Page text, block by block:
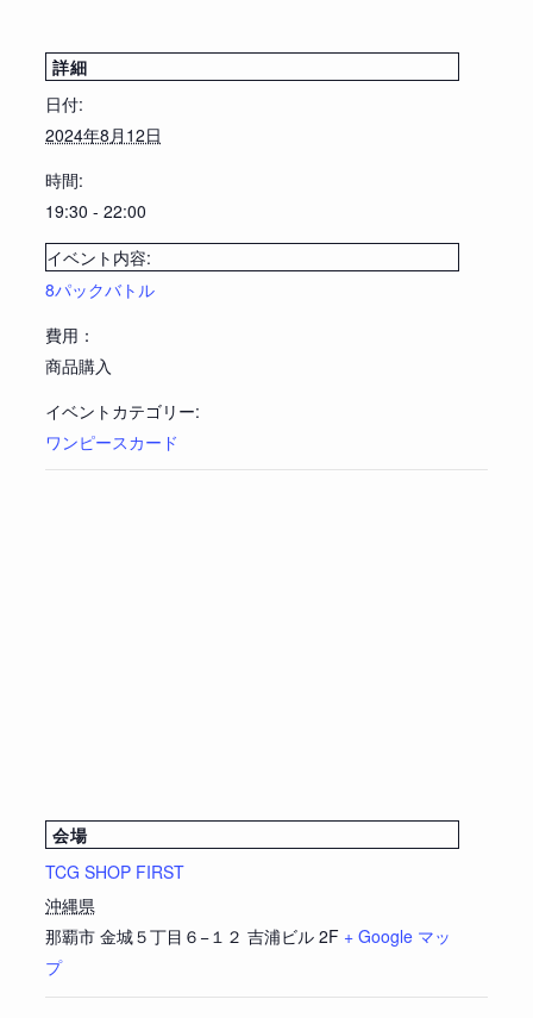
詳細
日付:
2024年8月12日
時間:
19:30 - 22:00
イベント内容:
8パックバトル
費用：
商品購入
イベントカテゴリー:
ワンピースカード
会場
TCG SHOP FIRST
沖縄県
那覇市 金城５丁目６−１２ 吉浦ビル 2F + Google マッ
プ